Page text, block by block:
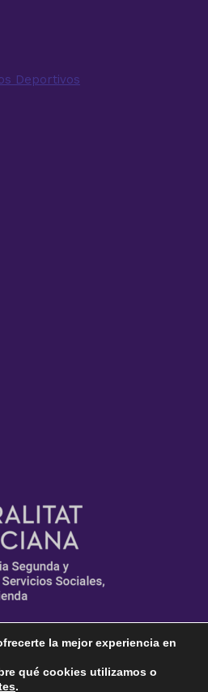
Deportivos
la mejor experiencia en
qué cookies utilizamos o
.